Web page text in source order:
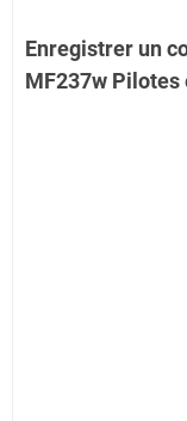
Enregistrer un
MF237w